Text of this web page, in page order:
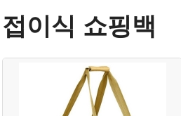
접이식 쇼핑백